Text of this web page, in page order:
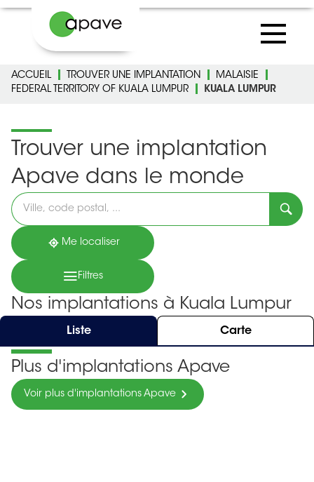
ACCUEIL TROUVER UNE IMPLANTATION
MALAISIE
FEDERAL TERRITORY OF KUALA LUMPUR
KUALA LUMPUR
Trouver une implantation
Apave dans le monde
Veuillez
renseigner
une
adresse
Me localiser
Filtres
Nos implantations à Kuala Lumpur
Liste Carte
Plus d'implantations Apave
Voir plus d'implantations Apave